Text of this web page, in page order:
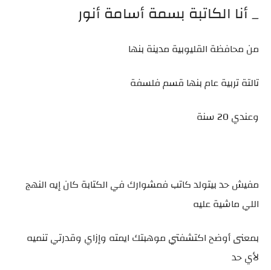
_ أنا الكاتبة بسمة أسامة أنور
من محافظة القليوبية مدينة بنها
تالتة تربية عام بنها قسم فلسفة
وعندي 20 سنة
مفيش حد بيتولد كاتب فمشوارك في الكتابة كان إيه النهج
اللي ماشية عليه
بمعنى أوضح اكتشفتي موهبتك ايمته وإزاي وقدرتي تنميه
لأي حد